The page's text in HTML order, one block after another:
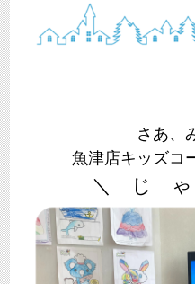
さあ、
魚津店キッズコ
＼ じ